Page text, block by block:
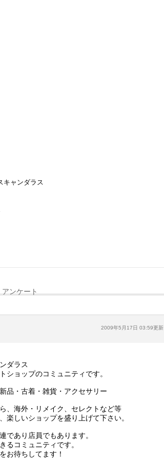
キャンダラス
アンケート
2009年5月17日 03:59更新
ダラス
ショップのコミュニティです。
品・古着・雑貨・アクセサリー
、海外・リメイク、セレクトなど等
楽しいショップを盛り上げて下さい。
であり店員でもあります。
るコミュニティです。
お待ちしてます！